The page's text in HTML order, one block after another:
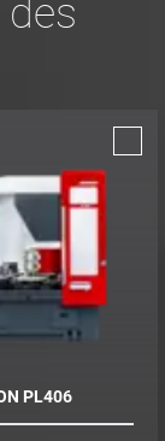
PL406